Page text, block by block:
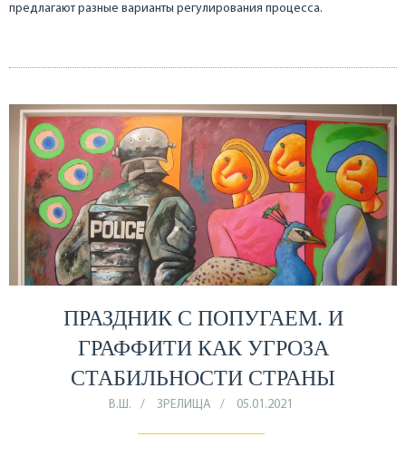
предлагают разные варианты регулирования процесса.
ПРАЗДНИК С ПОПУГАЕМ. И
ГРАФФИТИ КАК УГРОЗА
СТАБИЛЬНОСТИ СТРАНЫ
В.Ш. ЗРЕЛИЩА 05.01.2021